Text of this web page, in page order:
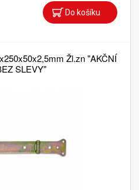
Žl.zn "AKČNÍ
SLEVY"